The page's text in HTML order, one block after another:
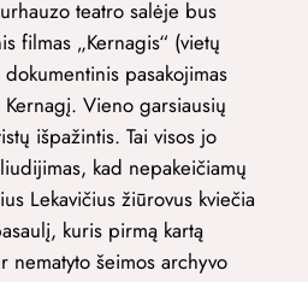
teatro salėje bus
filmas „Kernagis“ (vietų
pasakojimas
Vieno garsiausių
išpažintis. Tai visos jo
kad nepakeičiamų
Lekavičius žiūrovus kviečia
kuris pirmą kartą
nematyto šeimos archyvo